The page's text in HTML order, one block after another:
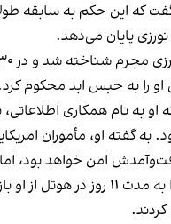
که این حکم به سابقه
پایان می‌دهد.
او به نام همکاری اطلاعاتی،
به گفته او، مأموران
امن خواهد بود،
به نیویارک رسید، ابتدا به مدت ۱۱ روز